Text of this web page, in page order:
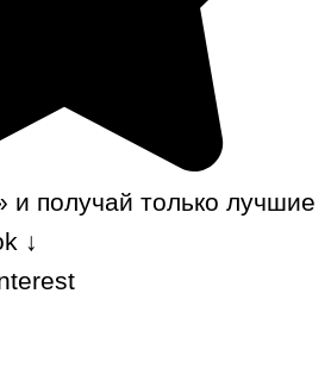
получай только лучшие
↓